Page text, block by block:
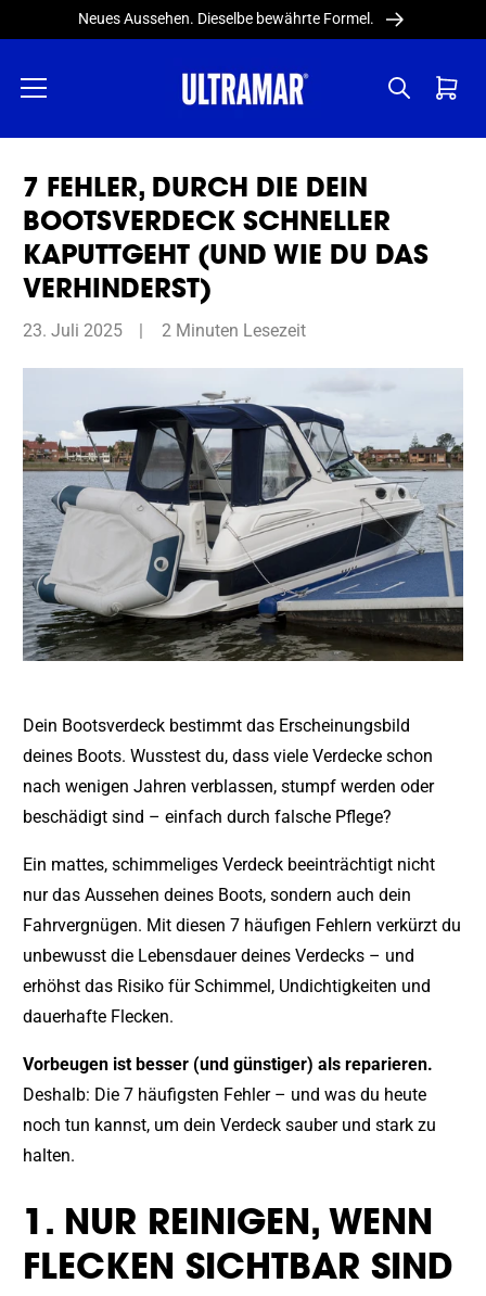
Neues Aussehen. Dieselbe bewährte Formel.
7 FEHLER, DURCH DIE DEIN
BOOTSVERDECK SCHNELLER
KAPUTTGEHT (UND WIE DU DAS
VERHINDERST)
23. Juli 2025 2 Minuten Lesezeit
Dein Bootsverdeck bestimmt das Erscheinungsbild
deines Boots. Wusstest du, dass viele Verdecke schon
nach wenigen Jahren verblassen, stumpf werden oder
beschädigt sind – einfach durch falsche Pflege?
Ein mattes, schimmeliges Verdeck beeinträchtigt nicht
nur das Aussehen deines Boots, sondern auch dein
Fahrvergnügen. Mit diesen 7 häufigen Fehlern verkürzt du
unbewusst die Lebensdauer deines Verdecks – und
erhöhst das Risiko für Schimmel, Undichtigkeiten und
dauerhafte Flecken.
Vorbeugen ist besser (und günstiger) als reparieren.
Deshalb: Die 7 häufigsten Fehler – und was du heute
noch tun kannst, um dein Verdeck sauber und stark zu
halten.
1. NUR REINIGEN, WENN
FLECKEN SICHTBAR SIND